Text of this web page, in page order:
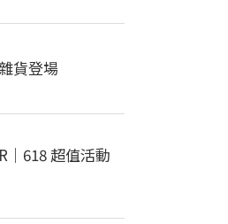
貨登場
｜618 超值活動